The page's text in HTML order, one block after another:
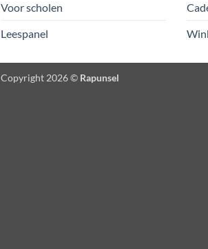
Voor scholen
Leespanel
Copyright 2026 © Rapunsel